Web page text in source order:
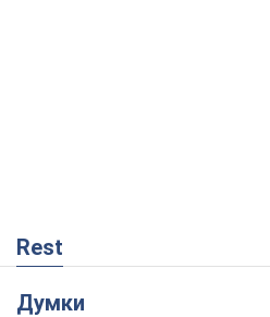
Rest
Думки